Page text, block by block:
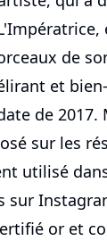
de
et
de 2017.
sur les
utilisé
sur
or et